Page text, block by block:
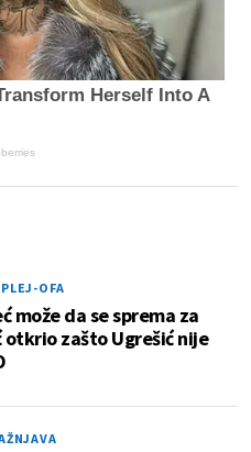
Herself Into A
OFA
može da se sprema za
zašto Ugrešić nije